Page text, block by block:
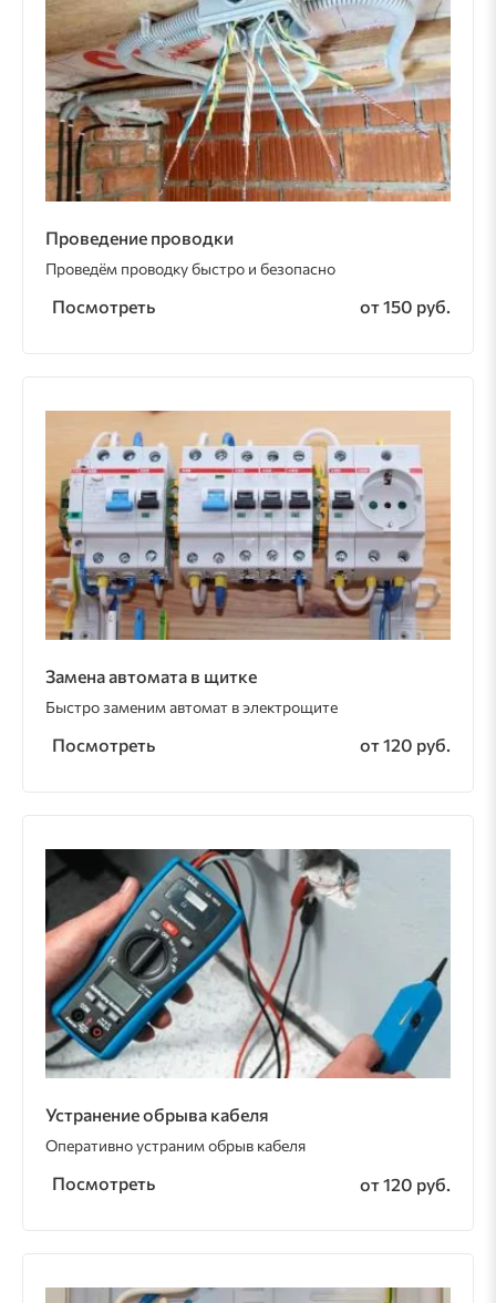
Проведение проводки
Проведём проводку быстро и безопасно
Посмотреть от 150 руб.
Замена автомата в щитке
Быстро заменим автомат в электрощите
Посмотреть от 120 руб.
Устранение обрыва кабеля
Оперативно устраним обрыв кабеля
Посмотреть от 120 руб.